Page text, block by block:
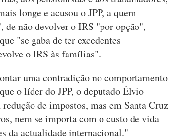
longe e acusou o JPP, a quem
de não devolver o IRS "por opção",
"se gaba de ter excedentes
o IRS às famílias".
uma contradição no comportamento
o líder do JPP, o deputado Élvio
de impostos, mas em Santa Cruz
nem se importa com o custo de vida
da actualidade internacional."